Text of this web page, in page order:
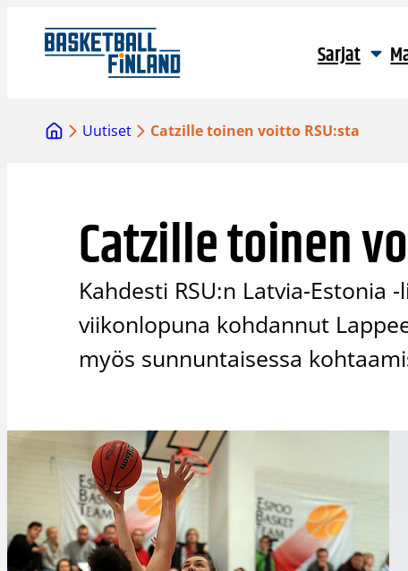
sisältöön
Sarjat
Uutiset Catzille toinen voitto RSU:sta
Catzille toinen
Kahdesti RSU:n Latvia-Estonia
viikonlopuna kohdannut
myös sunnuntaisessa